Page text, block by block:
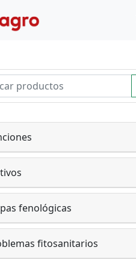
fenológicas
fitosanitarios